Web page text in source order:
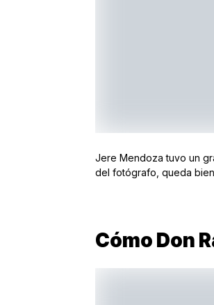
Jere Mendoza tuvo un
del fotógrafo, queda
Cómo Don